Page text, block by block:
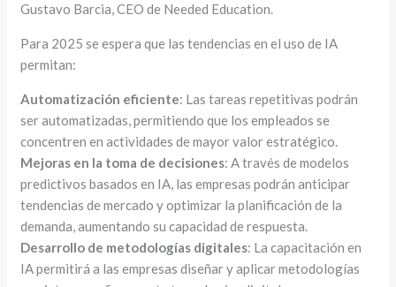
Gustavo Barcia, CEO de Needed Education.
Para 2025 se espera que las tendencias en el uso de IA
permitan:
Automatización eficiente: Las tareas repetitivas podrán
ser automatizadas, permitiendo que los empleados se
concentren en actividades de mayor valor estratégico.
Mejoras en la toma de decisiones: A través de modelos
predictivos basados en IA, las empresas podrán anticipar
tendencias de mercado y optimizar la planificación de la
demanda, aumentando su capacidad de respuesta.
Desarrollo de metodologías digitales: La capacitación en
IA permitirá a las empresas diseñar y aplicar metodologías